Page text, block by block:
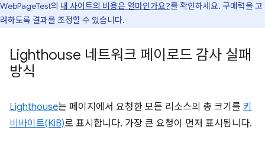
WebPageTest의 내 사이트의 비용은 얼마인가요?를 확인하세요. 구매력을 고
려하도록 결과를 조정할 수 있습니다.
Lighthouse 네트워크 페이로드 감사 실패
방식
Lighthouse는 페이지에서 요청한 모든 리소스의 총 크기를 키
비바이트(KiB)로 표시합니다. 가장 큰 요청이 먼저 표시됩니다.